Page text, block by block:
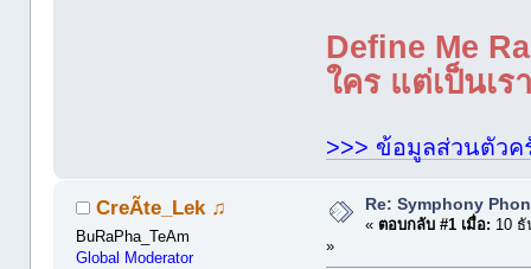
Define Me
ใคร แต่เป็นเ
>>> ข้อมูลส่วนตัวค
CreÃte_Lek ♫
BuRaPha_TeAm
Global Moderator
Re: Symphony
« ตอบกลับ #1 เมื่อ: 10 ธั
»